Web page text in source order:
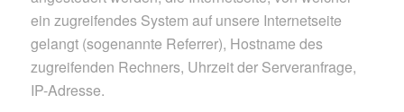
ein zugreifendes System auf unsere Internetseite
gelangt (sogenannte Referrer), Hostname des
zugreifenden Rechners, Uhrzeit der Serveranfrage,
IP-Adresse.